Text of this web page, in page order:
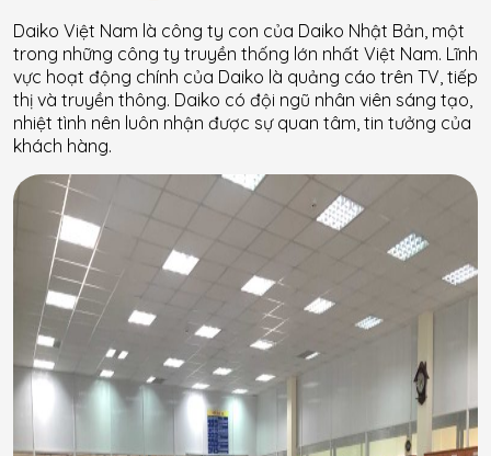
Daiko Việt Nam là công ty con của Daiko Nhật Bản, một
trong những công ty truyền thống lớn nhất Việt Nam. Lĩnh
vực hoạt động chính của Daiko là quảng cáo trên TV, tiếp
thị và truyền thông. Daiko có đội ngũ nhân viên sáng tạo,
nhiệt tình nên luôn nhận được sự quan tâm, tin tưởng của
khách hàng.